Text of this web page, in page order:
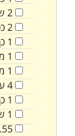
2
2
1
1
1
4
1
1